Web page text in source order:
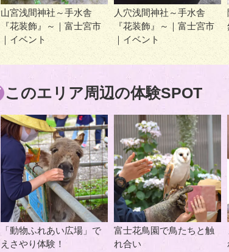
山宮浅間神社～手水舎
『花装飾』～｜富士宮市
｜イベント
人穴浅間神社～手水舎
『花装飾』～｜富士宮市
｜イベント
このエリア周辺の体験SPOT
「動物ふれあい広場」で
えさやり体験！
富士花鳥園で鳥たちと触
れ合い